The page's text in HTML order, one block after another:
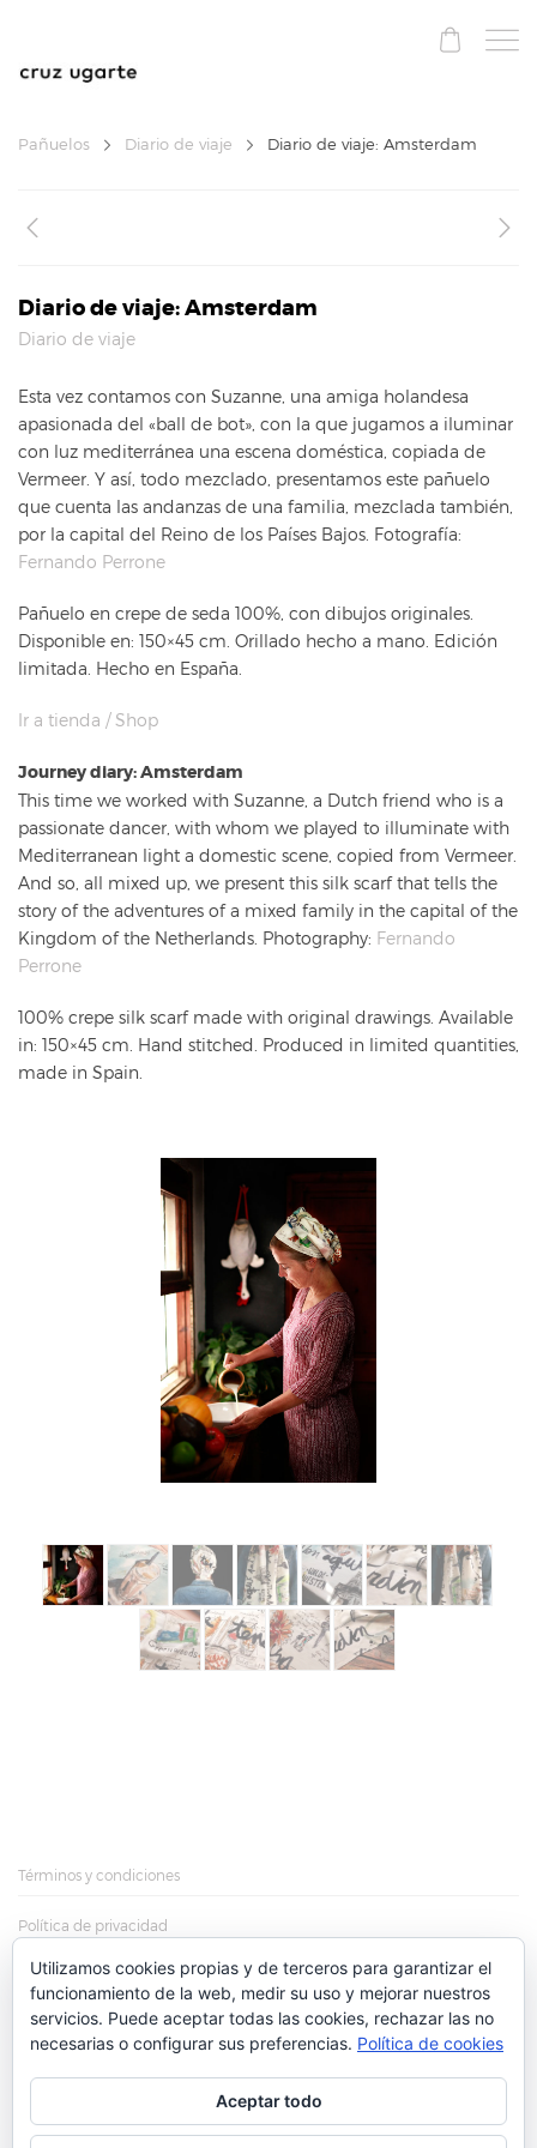
Pañuelos Diario de viaje Diario de viaje: Amsterdam
Diario de viaje: Amsterdam
Diario de viaje
Esta vez contamos con Suzanne, una amiga holandesa
apasionada del «ball de bot», con la que jugamos a iluminar
con luz mediterránea una escena doméstica, copiada de
Vermeer. Y así, todo mezclado, presentamos este pañuelo
que cuenta las andanzas de una familia, mezclada también,
por la capital del Reino de los Países Bajos. Fotografía:
Fernando Perrone
Pañuelo en crepe de seda 100%, con dibujos originales.
Disponible en: 150×45 cm. Orillado hecho a mano. Edición
limitada. Hecho en España.
Ir a tienda / Shop
Journey diary: Amsterdam
This time we worked with Suzanne, a Dutch friend who is a
passionate dancer, with whom we played to illuminate with
Mediterranean light a domestic scene, copied from Vermeer.
And so, all mixed up, we present this silk scarf that tells the
story of the adventures of a mixed family in the capital of the
Kingdom of the Netherlands. Photography: Fernando
Perrone
100% crepe silk scarf made with original drawings. Available
in: 150×45 cm. Hand stitched. Produced in limited quantities,
made in Spain.
Términos y condiciones
Política de privacidad
Política de cookies
Más información sobre las cookies
Utilizamos cookies propias y de terceros para garantizar el
funcionamiento de la web, medir su uso y mejorar nuestros
servicios. Puede aceptar todas las cookies, rechazar las no
necesarias o configurar sus preferencias. Política de cookies
Aceptar todo